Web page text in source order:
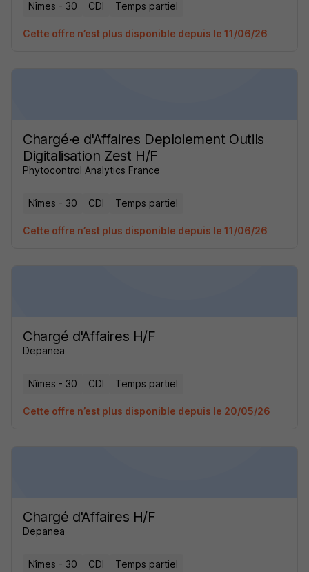
Nîmes - 30 CDI Temps partiel
Cette offre n’est plus disponible depuis le 11/06/26
Chargé·e d'Affaires Deploiement Outils
Digitalisation Zest H/F
Phytocontrol Analytics France
Nîmes - 30 CDI Temps partiel
Cette offre n’est plus disponible depuis le 11/06/26
Chargé d'Affaires H/F
Depanea
Nîmes - 30 CDI Temps partiel
Cette offre n’est plus disponible depuis le 20/05/26
Chargé d'Affaires H/F
Depanea
Nîmes - 30 CDI Temps partiel